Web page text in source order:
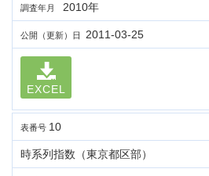
調査年月 2010年
公開（更新）日 2011-03-25
EXCEL
表番号 10
時系列指数（東京都区部）